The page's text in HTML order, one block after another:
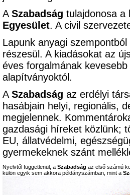
A Szabadság tulajdonosa a
Egyesület. A civil
Lapunk anyagi
részesül. A kiadásokat az
éves forgalmának
alapítványoktól.
A Szabadság az erdélyi
hasábjain helyi, regionális,
megjelennek.
gazdasági híreket közlünk;
EU, állatvédelmi,
gyermekeknek szánt
Nyelvtől függetlenül, a Szabadság az első számú
külön egyik sem akkora példányszámban, mint a